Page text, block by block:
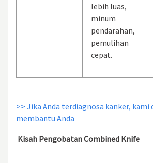
lebih luas,
minum
pendarahan,
pemulihan
cepat.
>> Jika Anda terdiagnosa kanker, kami
membantu Anda
Kisah Pengobatan Combined Knife